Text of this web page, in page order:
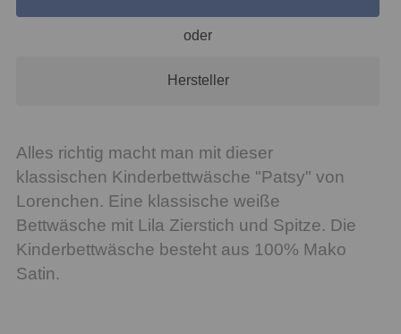
oder
Hersteller
Alles richtig macht man mit dieser
klassischen Kinderbettwäsche "Patsy" von
Lorenchen. Eine klassische weiße
Bettwäsche mit Lila Zierstich und Spitze. Die
Kinderbettwäsche besteht aus 100% Mako
Satin.